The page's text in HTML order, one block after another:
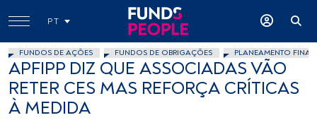
PT
FUNDOS DE AÇÕES FUNDOS DE OBRIGAÇÕES PLANEAMENTO
APFIPP DIZ QUE ASSOCIADAS VÃO
RETER CES MAS REFORÇA CRÍTICAS
À MEDIDA